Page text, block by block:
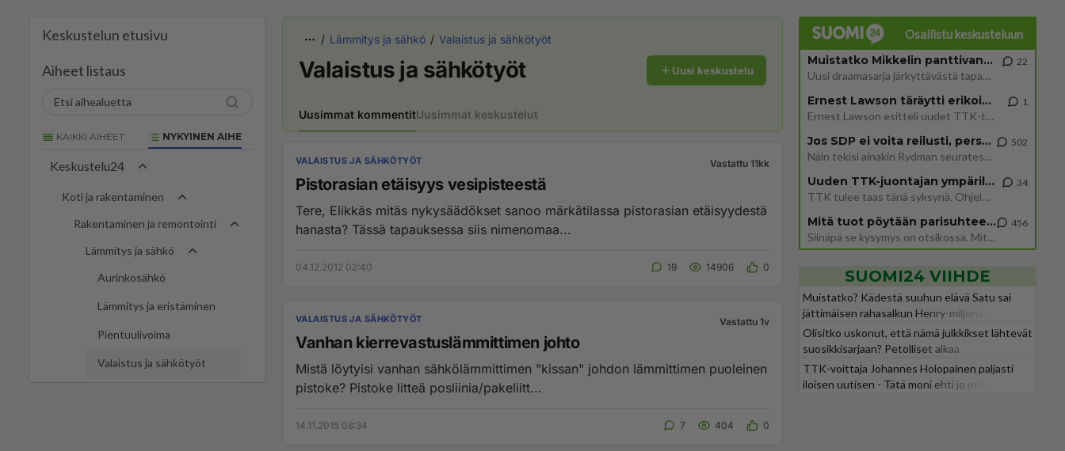
Keskustelun etusivu
Aiheet listaus
KAIKKI AIHEET NYKYINEN AIHE
Keskustelu24
Koti ja rakentaminen
Rakentaminen ja remontointi
Lämmitys ja sähkö
Aurinkosähkö
Lämmitys ja eristäminen
Pientuulivoima
Valaistus ja sähkötyöt
Lämmitys ja sähkö Valaistus ja sähkötyöt
Valaistus ja sähkötyöt Uusi keskustelu
Uusimmat kommentitUusimmat keskustelut
VALAISTUS JA SÄHKÖTYÖT Vastattu 11kk
Pistorasian etäisyys vesipisteestä
Tere, Elikkäs mitäs nykysäädökset sanoo märkätilassa pistorasian etäisyydestä
hanasta? Tässä tapauksessa siis nimenomaa...
04.12.2012 02:40 19 14906 0
VALAISTUS JA SÄHKÖTYÖT Vastattu 1v
Vanhan kierrevastuslämmittimen johto
Mistä löytyisi vanhan sähkölämmittimen "kissan" johdon lämmittimen puoleinen
pistoke? Pistoke litteä posliinia/pakeliitt...
14.11.2015 08:34 7 404 0
Osallistu keskusteluun
Muistatko Mikkelin panttivankidraaman?
Uusi draamasarja järkyttävästä tapauksesta on tulossa. Tositapahtumiin perustuva sarja ammentaa vuoden 1986 Mikkelin pan
22
Ernest Lawson täräytti erikoisen heiton TTK-lehdistötilaisuudessa: " Onko tässä tarkoituksena...?"
Ernest Lawson esitteli uudet TTK-tähtioppilaat ja opettajat torstaina 6.8. lehdistölle. Tulevalla kaudella on yksi hausk
1
Jos SDP ei voita reilusti, persut kumoavat demokratian Suomesta
Näin tekisi ainakin Rydman seuratessaan idolinsa Trumpin mallia https://www.is.fi/politiikka/art-2000012187244.html
502
Uuden TTK-juontajan ympärillä epätietoisuus sakenee - Nyt MTV hämmentää soppaa
TTK tulee taas tänä syksynä. Ohjelman uudet tähtioppilaat julkistetaan torstaina 6. elokuuta klo 14 alkavassa lehdistö
34
Mitä tuot pöytään parisuhteessa?
Siinäpä se kysymys on otsikossa. Mitäpä siis tuot/toisit pöytään parisuhteessa? Oletko mies vai nainen? Koetko sen mitä
456
SUOMI24 VIIHDE
Muistatko? Kädestä suuhun elävä Satu sai
jättimäisen rahasalkun Henry-miljonääriltä
Olisitko uskonut, että nämä julkkikset lähtevät
suosikkisarjaan? Petolliset alkaa
jättiyllätyksellä
TTK-voittaja Johannes Holopainen paljasti
iloisen uutisen - Tätä moni ehti jo odottaa